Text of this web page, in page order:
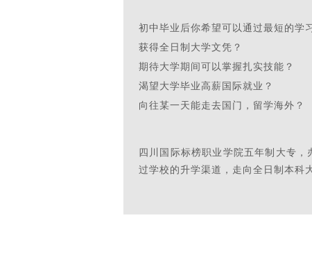
初中毕业后你希望可以通过最短的学
获得全日制大学文凭？
期待大学期间可以掌握扎实技能？
渴望大学毕业高薪国际就业？
向往某一天能走去国门，留学海外？
四川国际标榜职业学院五年制大专
过学校的升学渠道，走向全日制本科